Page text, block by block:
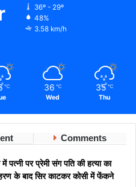
36º - 29º
48%
3.58 km/h
℃ 36 ℃
Wed
35 ℃
Thu
Comments
में पत्नी पर प्रेमी संग पति की हत्या का
के बाद सिर काटकर कोसी में फेंकने